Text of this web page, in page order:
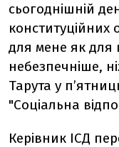
сьогоднішній
для мене як для
небезпечніше,
Тарута у
"Соціальна
Керівник ІСД